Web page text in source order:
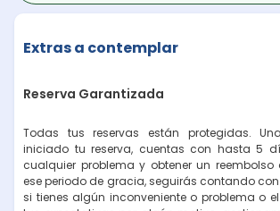
Extras a contemplar
Reserva Garantizada
Todas tus reservas están protegidas.
iniciado tu reserva, cuentas con hasta 5
cualquier problema y obtener un reembolso
ese periodo de gracia, seguirás contando
si tienes algún inconveniente o problema o